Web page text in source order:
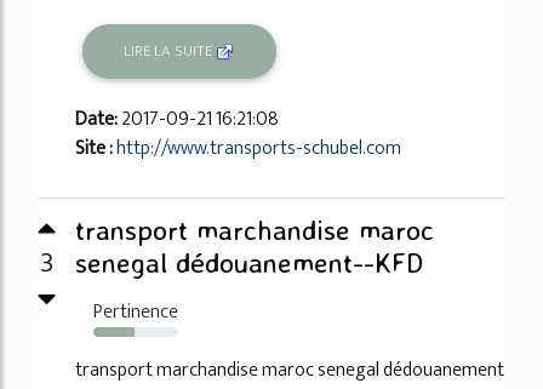
LIRE LA SUITE
Date:2017-09-21 16:21:08
Site :http://www.transports-schubel.com
3
transport marchandise maroc
senegal dédouanement--KFD
Pertinence
48%
transport marchandise maroc senegal dédouanement